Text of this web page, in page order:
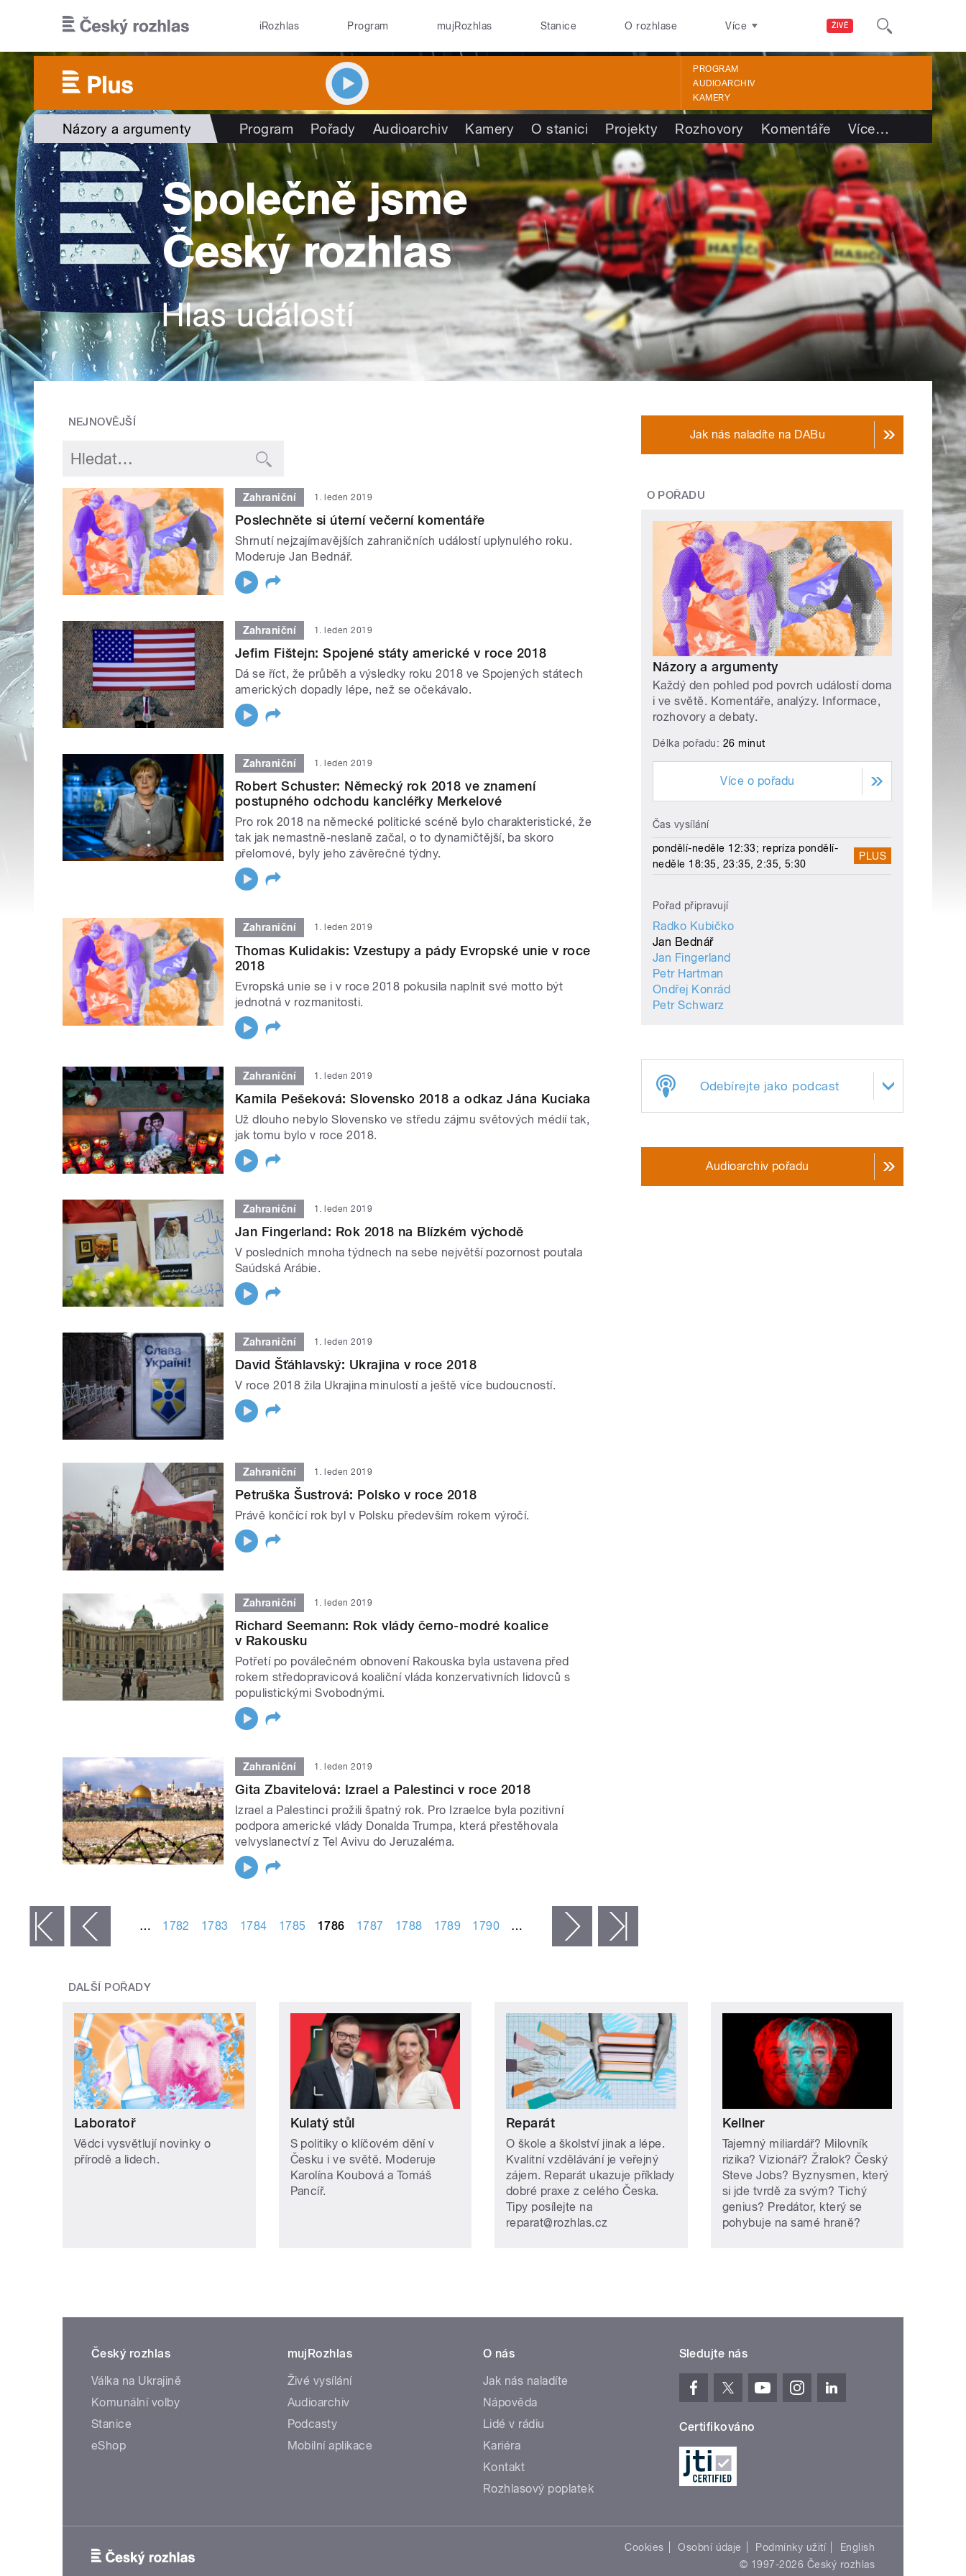
ŽIVĚ
iRozhlas Program mujRozhlas Stanice O rozhlase Více
PROGRAM
AUDIOARCHIV
KAMERY
Názory a argumenty Program Pořady Audioarchiv Kamery O stanici Projekty Rozhovory Komentáře Více…
NEJNOVĚJŠÍ
Zahraniční 1. leden 2019
Poslechněte si úterní večerní komentáře
Shrnutí nejzajímavějších zahraničních událostí uplynulého roku.
Moderuje Jan Bednář.
Zahraniční 1. leden 2019
Jefim Fištejn: Spojené státy americké v roce 2018
Dá se říct, že průběh a výsledky roku 2018 ve Spojených státech
amerických dopadly lépe, než se očekávalo.
Zahraniční 1. leden 2019
Robert Schuster: Německý rok 2018 ve znamení
postupného odchodu kancléřky Merkelové
Pro rok 2018 na německé politické scéně bylo charakteristické, že
tak jak nemastně-neslaně začal, o to dynamičtější, ba skoro
přelomové, byly jeho závěrečné týdny.
Zahraniční 1. leden 2019
Thomas Kulidakis: Vzestupy a pády Evropské unie v roce
2018
Evropská unie se i v roce 2018 pokusila naplnit své motto být
jednotná v rozmanitosti.
Zahraniční 1. leden 2019
Kamila Pešeková: Slovensko 2018 a odkaz Jána Kuciaka
Už dlouho nebylo Slovensko ve středu zájmu světových médií tak,
jak tomu bylo v roce 2018.
Zahraniční 1. leden 2019
Jan Fingerland: Rok 2018 na Blízkém východě
V posledních mnoha týdnech na sebe největší pozornost poutala
Saúdská Arábie.
Zahraniční 1. leden 2019
David Šťáhlavský: Ukrajina v roce 2018
V roce 2018 žila Ukrajina minulostí a ještě více budoucností.
Zahraniční 1. leden 2019
Petruška Šustrová: Polsko v roce 2018
Právě končící rok byl v Polsku především rokem výročí.
Zahraniční 1. leden 2019
Richard Seemann: Rok vlády černo-modré koalice
v Rakousku
Potřetí po poválečném obnovení Rakouska byla ustavena před
rokem středopravicová koaliční vláda konzervativních lidovců s
populistickými Svobodnými.
Zahraniční 1. leden 2019
Gita Zbavitelová: Izrael a Palestinci v roce 2018
Izrael a Palestinci prožili špatný rok. Pro Izraelce byla pozitivní
podpora americké vlády Donalda Trumpa, která přestěhovala
velvyslanectví z Tel Avivu do Jeruzaléma.
‹ předchozí … 1782 1783 1784 1785 1786 1787 1788 1789 1790 … následující ›
Jak nás naladíte na DABu
O POŘADU
Názory a argumenty
Každý den pohled pod povrch událostí doma
i ve světě. Komentáře, analýzy. Informace,
rozhovory a debaty.
Délka pořadu: 26 minut
Více o pořadu
Čas vysílání
pondělí-neděle 12:33; repríza pondělí-
neděle 18:35, 23:35, 2:35, 5:30
PLUS
Pořad připravují
Radko Kubičko
Jan Bednář
Jan Fingerland
Petr Hartman
Ondřej Konrád
Petr Schwarz
Odebírejte jako podcast
Audioarchiv pořadu
DALŠÍ POŘADY
Laboratoř
Vědci vysvětlují novinky o
přírodě a lidech.
Kulatý stůl
S politiky o klíčovém dění v
Česku i ve světě. Moderuje
Karolína Koubová a Tomáš
Pancíř.
Reparát
O škole a školství jinak a lépe.
Kvalitní vzdělávání je veřejný
zájem. Reparát ukazuje příklady
dobré praxe z celého Česka.
Tipy posílejte na
reparat@rozhlas.cz
Kellner
Tajemný miliardář? Milovník
rizika? Vizionář? Žralok? Český
Steve Jobs? Byznysmen, který
si jde tvrdě za svým? Tichý
genius? Predátor, který se
pohybuje na samé hraně?
Český rozhlas
Válka na Ukrajině
Komunální volby
Stanice
eShop
mujRozhlas
Živé vysílání
Audioarchiv
Podcasty
Mobilní aplikace
O nás
Jak nás naladíte
Nápověda
Lidé v rádiu
Kariéra
Kontakt
Rozhlasový poplatek
Sledujte nás
Certifikováno
Cookies Osobní údaje Podmínky užití
English
© 1997-2026 Český rozhlas